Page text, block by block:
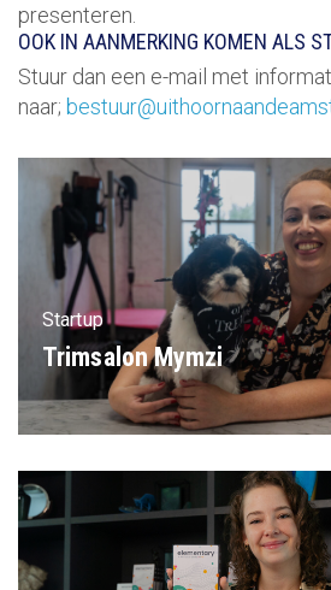
presenteren.
OOK IN AANMERKING KOMEN ALS
Stuur dan een e-mail met
naar;
Startup
Trimsalon Mymzi